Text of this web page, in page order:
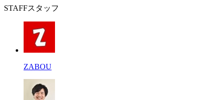
STAFFスタッフ
ZABOU